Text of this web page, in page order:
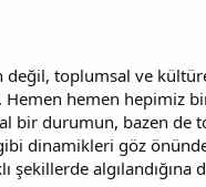
toplumsal ve
hemen hepimiz
bir durumun, bazen de
dinamikleri göz
şekillerde